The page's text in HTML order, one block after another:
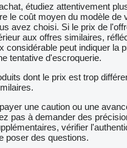
étudiez attentivement
le coût moyen du modèle de
avez choisi. Si le prix de
aux offres similaires,
considérable peut indiquer la
tentative d'escroquerie.
dont le prix est trop
une caution ou une
pas à demander des
vérifier
poser des questions.